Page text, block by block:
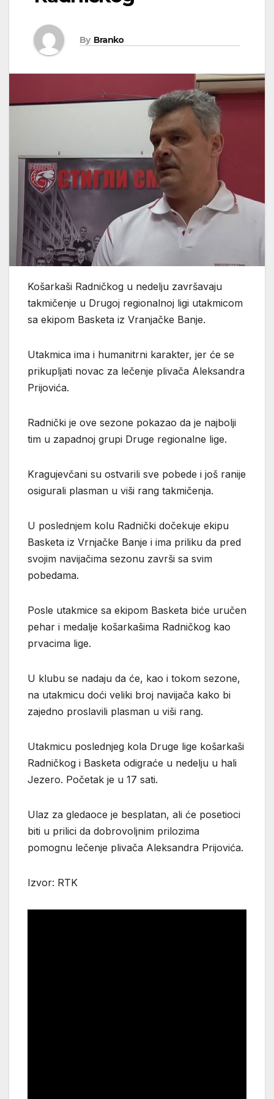
By Branko
Košarkaši Radničkog u nedelju završavaju
takmičenje u Drugoj regionalnoj ligi utakmicom
sa ekipom Basketa iz Vranjačke Banje.
Utakmica ima i humanitrni karakter, jer će se
prikupljati novac za lečenje plivača Aleksandra
Prijovića.
Radnički je ove sezone pokazao da je najbolji
tim u zapadnoj grupi Druge regionalne lige.
Kragujevčani su ostvarili sve pobede i još ranije
osigurali plasman u viši rang takmičenja.
U poslednjem kolu Radnički dočekuje ekipu
Basketa iz Vrnjačke Banje i ima priliku da pred
svojim navijačima sezonu završi sa svim
pobedama.
Posle utakmice sa ekipom Basketa biće uručen
pehar i medalje košarkašima Radničkog kao
prvacima lige.
U klubu se nadaju da će, kao i tokom sezone,
na utakmicu doći veliki broj navijača kako bi
zajedno proslavili plasman u viši rang.
Utakmicu poslednjeg kola Druge lige košarkaši
Radničkog i Basketa odigraće u nedelju u hali
Jezero. Početak je u 17 sati.
Ulaz za gledaoce je besplatan, ali će posetioci
biti u prilici da dobrovoljnim prilozima
pomognu lečenje plivača Aleksandra Prijovića.
Izvor: RTK